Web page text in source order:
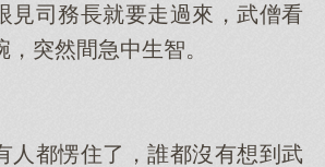
見司務長就要走過來，武僧看
突然間急中生智。
人都愣住了，誰都沒有想到武